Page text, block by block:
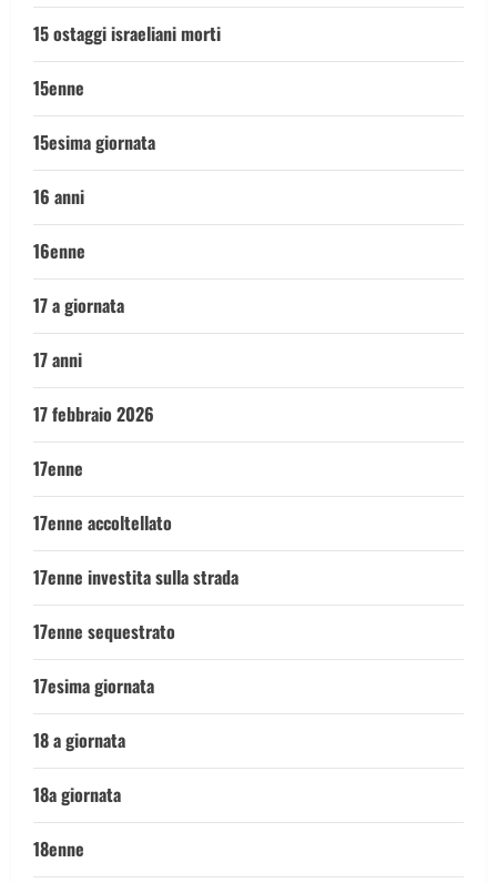
15 ostaggi israeliani morti
15enne
15esima giornata
16 anni
16enne
17 a giornata
17 anni
17 febbraio 2026
17enne
17enne accoltellato
17enne investita sulla strada
17enne sequestrato
17esima giornata
18 a giornata
18a giornata
18enne